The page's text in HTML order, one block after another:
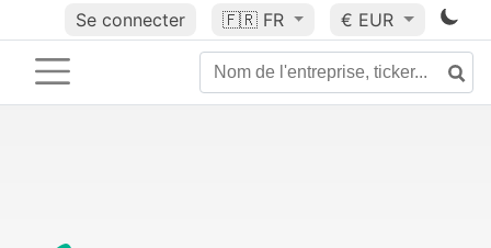
Se connecter 🇫🇷 FR € EUR